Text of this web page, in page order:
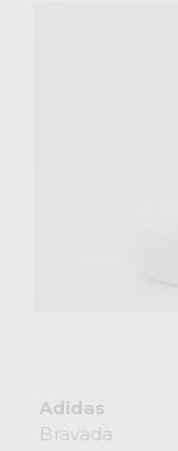
Adidas
Bravada